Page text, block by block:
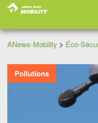
ANews-Mobility > Éco-
Pollutions